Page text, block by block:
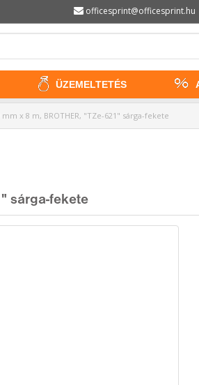
officesprint@officesprint.hu
ÜZEMELTETÉS
x 8 m, BROTHER, "TZe-621" sárga-fekete
sárga-fekete